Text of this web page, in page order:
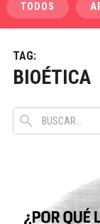
TODOS
TAG:
BIOÉTICA